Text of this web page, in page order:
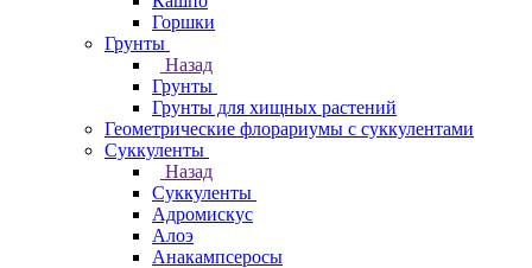
Горшки
Грунты
Назад
Грунты
Грунты для хищных растений
Геометрические флорариумы с суккулентами
Суккуленты
Назад
Суккуленты
Адромискус
Алоэ
Анакампсеросы